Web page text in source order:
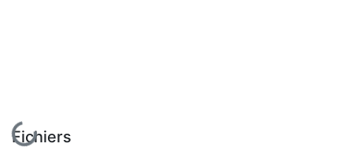
En cours de chargement...
Fichiers